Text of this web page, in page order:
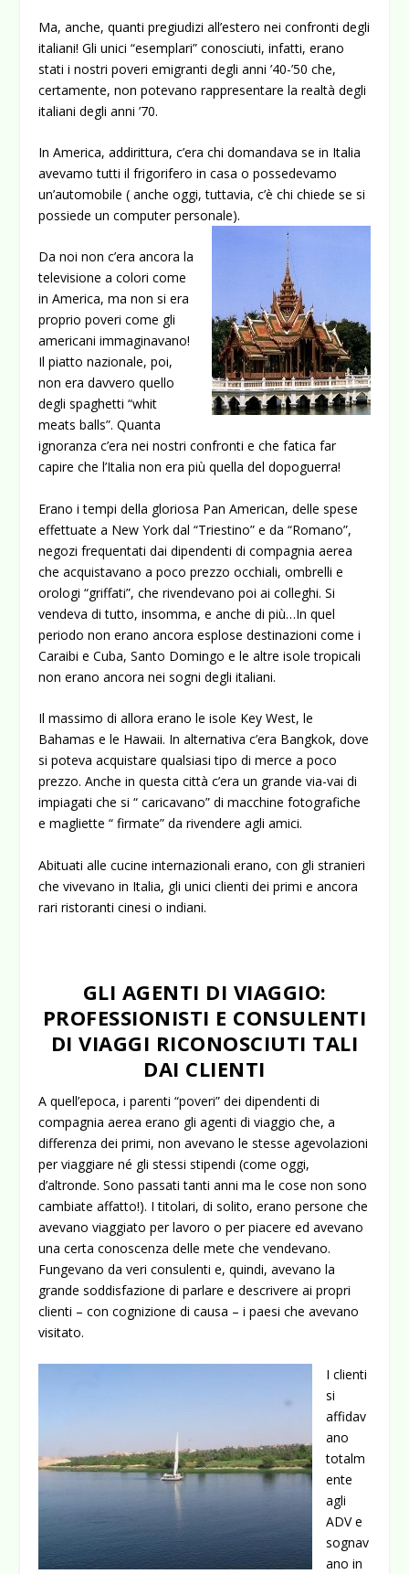
Ma, anche, quanti pregiudizi all’estero nei confronti degli
italiani! Gli unici “esemplari” conosciuti, infatti, erano
stati i nostri poveri emigranti degli anni ’40-’50 che,
certamente, non potevano rappresentare la realtà degli
italiani degli anni ’70.
In America, addirittura, c’era chi domandava se in Italia
avevamo tutti il frigorifero in casa o possedevamo
un’automobile ( anche oggi, tuttavia, c’è chi chiede se si
possiede un computer personale).
Da noi non c’era ancora la
televisione a colori come
in America, ma non si era
proprio poveri come gli
americani immaginavano!
Il piatto nazionale, poi,
non era davvero quello
degli spaghetti “whit
meats balls”. Quanta
ignoranza c’era nei nostri confronti e che fatica far
capire che l’Italia non era più quella del dopoguerra!
Erano i tempi della gloriosa Pan American, delle spese
effettuate a New York dal “Triestino” e da “Romano”,
negozi frequentati dai dipendenti di compagnia aerea
che acquistavano a poco prezzo occhiali, ombrelli e
orologi “griffati”, che rivendevano poi ai colleghi. Si
vendeva di tutto, insomma, e anche di più…In quel
periodo non erano ancora esplose destinazioni come i
Caraibi e Cuba, Santo Domingo e le altre isole tropicali
non erano ancora nei sogni degli italiani.
Il massimo di allora erano le isole Key West, le
Bahamas e le Hawaii. In alternativa c’era Bangkok, dove
si poteva acquistare qualsiasi tipo di merce a poco
prezzo. Anche in questa città c’era un grande via-vai di
impiagati che si “ caricavano” di macchine fotografiche
e magliette “ firmate” da rivendere agli amici.
Abituati alle cucine internazionali erano, con gli stranieri
che vivevano in Italia, gli unici clienti dei primi e ancora
rari ristoranti cinesi o indiani.
GLI AGENTI DI VIAGGIO:
PROFESSIONISTI E CONSULENTI
DI VIAGGI RICONOSCIUTI TALI
DAI CLIENTI
A quell’epoca, i parenti “poveri” dei dipendenti di
compagnia aerea erano gli agenti di viaggio che, a
differenza dei primi, non avevano le stesse agevolazioni
per viaggiare né gli stessi stipendi (come oggi,
d’altronde. Sono passati tanti anni ma le cose non sono
cambiate affatto!). I titolari, di solito, erano persone che
avevano viaggiato per lavoro o per piacere ed avevano
una certa conoscenza delle mete che vendevano.
Fungevano da veri consulenti e, quindi, avevano la
grande soddisfazione di parlare e descrivere ai propri
clienti – con cognizione di causa – i paesi che avevano
visitato.
I clienti
si
affidav
ano
totalm
ente
agli
ADV e
sognav
ano in